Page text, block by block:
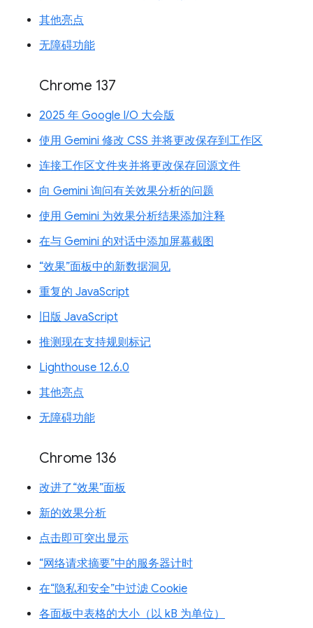
其他亮点
无障碍功能
Chrome 137
2025 年 Google I/O 大会版
使用 Gemini 修改 CSS 并将更改保存到工作区
连接工作区文件夹并将更改保存回源文件
向 Gemini 询问有关效果分析的问题
使用 Gemini 为效果分析结果添加注释
在与 Gemini 的对话中添加屏幕截图
“效果”面板中的新数据洞见
重复的 JavaScript
旧版 JavaScript
推测现在支持规则标记
Lighthouse 12.6.0
其他亮点
无障碍功能
Chrome 136
改进了“效果”面板
新的效果分析
点击即可突出显示
“网络请求摘要”中的服务器计时
在“隐私和安全”中过滤 Cookie
各面板中表格的大小（以 kB 为单位）